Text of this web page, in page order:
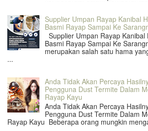
Supplier Umpan Rayap Kanibal
Basmi Rayap Sampai Ke
Supplier Umpan Rayap
Basmi Rayap Sampai Ke
merupakan salah satu hama
...
Anda Tidak Akan Percaya
Pengguna Dust Termite Dalam
Rayap Kayu
Anda Tidak Akan Percaya
Pengguna Dust Termite Dalam
Rayap Kayu Beberapa orang mungkin